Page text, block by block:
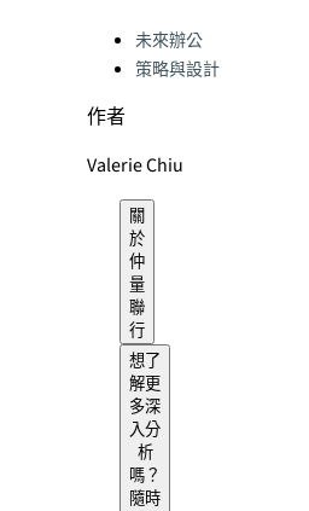
Categories:
未來辦公
策略與設計
作者
Valerie Chiu
關
於
仲
量
聯
行
想了
解更
多深
入分
析
嗎？
隨時